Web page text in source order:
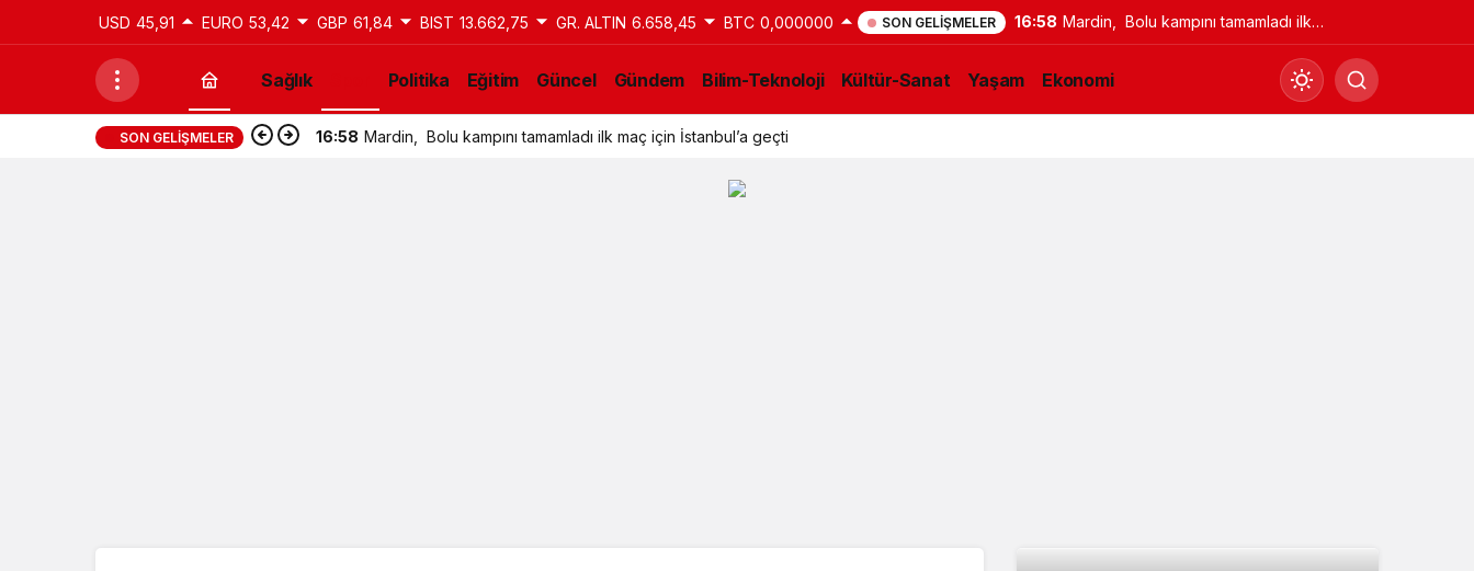
USD 45,91 EURO 53,42 GBP 61,84 BIST 13.662,75 GR. ALTIN 6.658,45 BTC 0,000000 SON GELIŞMELER 16:58 Mardin, Bolu kampını tamamladı ilk
Sağlık Politika Eğitim Güncel Gündem Bilim-Teknoloji Kültür-Sanat Yaşam Ekonomi
SON GELIŞMELER 16:58 Mardin, Bolu kampını tamamladı ilk maç için İstanbul’a geçti